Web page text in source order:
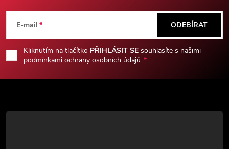
p
a
E-mail
Kliknutím na tlačítko PŘIHLÁSIT SE souhlasíte s našimi
podmínkami ochrany osobních údajů.
ODEBÍRAT